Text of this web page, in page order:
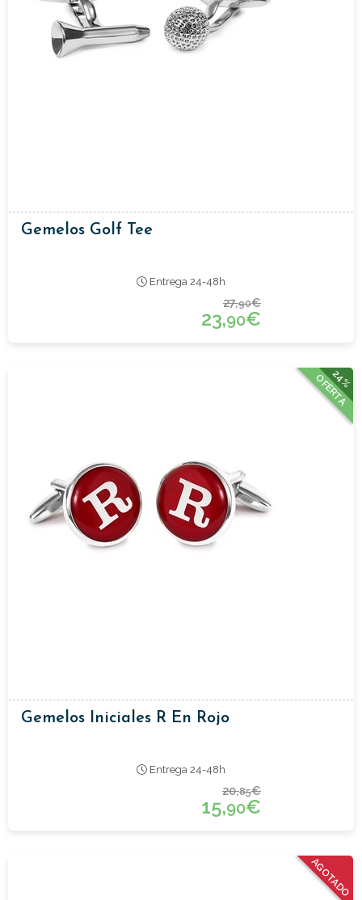
Gemelos Golf Tee
Entrega 24-48h
27,90€
23,90€
24%
OFERTA
Gemelos Iniciales R En Rojo
Entrega 24-48h
20,85€
15,90€
AGOTADO